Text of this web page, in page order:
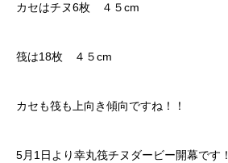
カセはチヌ6枚 ４５cm
筏は18枚 ４５cm
カセも筏も上向き傾向ですね！！
5月1日より幸丸筏チヌダービー開幕です！